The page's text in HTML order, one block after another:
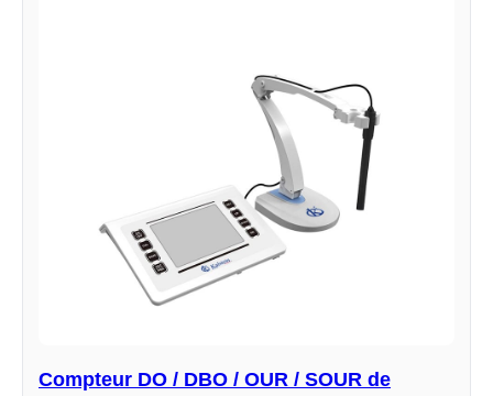
Compteur DO / DBO / OUR / SOUR de